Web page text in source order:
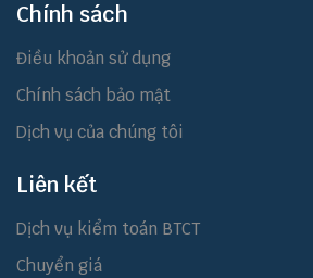
Chính sách
Điều khoản sử dụng
Chính sách bảo mật
Dịch vụ của chúng tôi
Liên kết
Dịch vụ kiểm toán BTCT
Chuyển giá